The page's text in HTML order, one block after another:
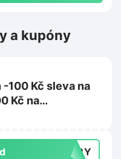
a kupóny
100 Kč sleva na
Kč na
TERY